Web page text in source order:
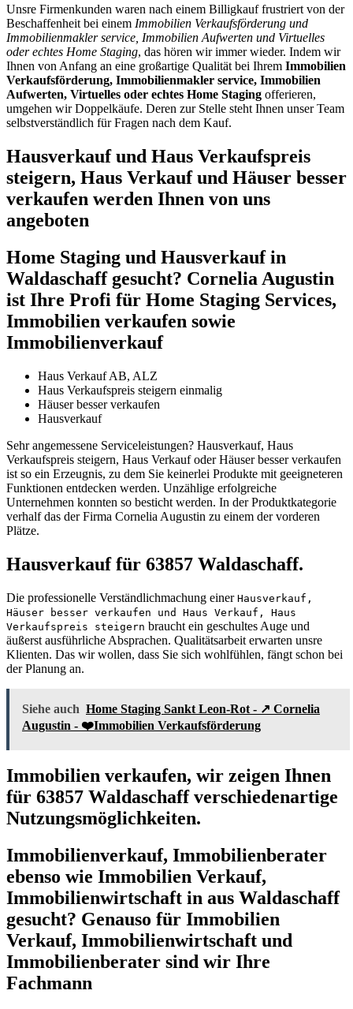
Unsre Firmenkunden waren nach einem Billigkauf frustriert von der
Beschaffenheit bei einem Immobilien Verkaufsförderung und
Immobilienmakler service, Immobilien Aufwerten und Virtuelles
oder echtes Home Staging, das hören wir immer wieder. Indem wir
Ihnen von Anfang an eine großartige Qualität bei Ihrem Immobilien
Verkaufsförderung, Immobilienmakler service, Immobilien
Aufwerten, Virtuelles oder echtes Home Staging offerieren,
umgehen wir Doppelkäufe. Deren zur Stelle steht Ihnen unser Team
selbstverständlich für Fragen nach dem Kauf.
Hausverkauf und Haus Verkaufspreis
steigern, Haus Verkauf und Häuser besser
verkaufen werden Ihnen von uns
angeboten
Home Staging und Hausverkauf in
Waldaschaff gesucht? Cornelia Augustin
ist Ihre Profi für Home Staging Services,
Immobilien verkaufen sowie
Immobilienverkauf
Haus Verkauf AB, ALZ
Haus Verkaufspreis steigern einmalig
Häuser besser verkaufen
Hausverkauf
Sehr angemessene Serviceleistungen? Hausverkauf, Haus
Verkaufspreis steigern, Haus Verkauf oder Häuser besser verkaufen
ist so ein Erzeugnis, zu dem Sie keinerlei Produkte mit geeigneteren
Funktionen entdecken werden. Unzählige erfolgreiche
Unternehmen konnten so besticht werden. In der Produktkategorie
verhalf das der Firma Cornelia Augustin zu einem der vorderen
Plätze.
Hausverkauf für 63857 Waldaschaff.
Die professionelle Verständlichmachung einer Hausverkauf,
Häuser besser verkaufen und Haus Verkauf, Haus
Verkaufspreis steigern braucht ein geschultes Auge und
äußerst ausführliche Absprachen. Qualitätsarbeit erwarten unsre
Klienten. Das wir wollen, dass Sie sich wohlfühlen, fängt schon bei
der Planung an.
Siehe auch Home Staging Sankt Leon-Rot - ↗️ Cornelia
Augustin - ❤️Immobilien Verkaufsförderung
Immobilien verkaufen, wir zeigen Ihnen
für 63857 Waldaschaff verschiedenartige
Nutzungsmöglichkeiten.
Immobilienverkauf, Immobilienberater
ebenso wie Immobilien Verkauf,
Immobilienwirtschaft in aus Waldaschaff
gesucht? Genauso für Immobilien
Verkauf, Immobilienwirtschaft und
Immobilienberater sind wir Ihre
Fachmann